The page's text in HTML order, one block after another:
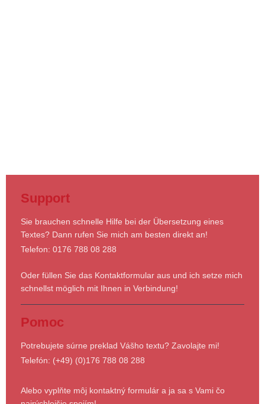
Support
Sie brauchen schnelle Hilfe bei der Übersetzung eines
Textes? Dann rufen Sie mich am besten direkt an!
Telefon: 0176 788 08 288
Oder füllen Sie das Kontaktformular aus und ich setze mich
schnellst möglich mit Ihnen in Verbindung!
Pomoc
Potrebujete súrne preklad Vášho textu? Zavolajte mi!
Telefón: (+49) (0)176 788 08 288
Alebo vyplňte môj kontaktný formulár a ja sa s Vami čo